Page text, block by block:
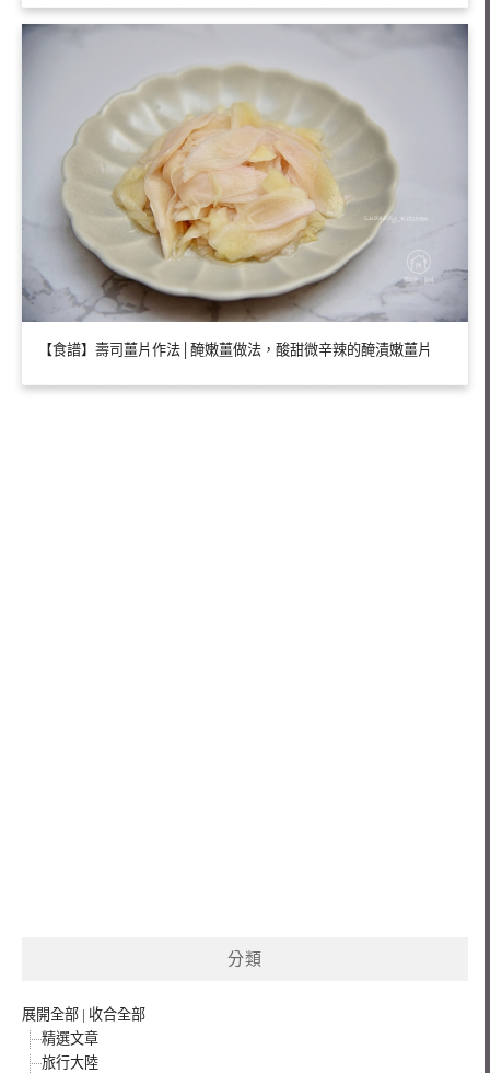
【食譜】壽司薑片作法│醃嫩薑做法，酸甜微辛辣的醃漬嫩薑片
分類
展開全部 | 收合全部
精選文章
旅行大陸